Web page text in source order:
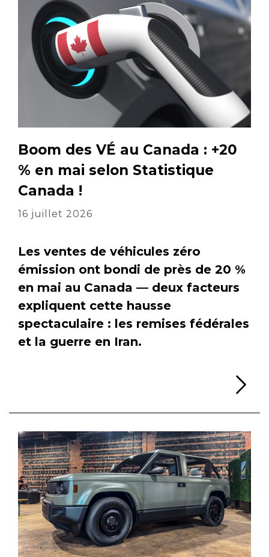
Boom des VÉ au Canada : +20
% en mai selon Statistique
Canada !
16 juillet 2026
Les ventes de véhicules zéro
émission ont bondi de près de 20 %
en mai au Canada — deux facteurs
expliquent cette hausse
spectaculaire : les remises fédérales
et la guerre en Iran.